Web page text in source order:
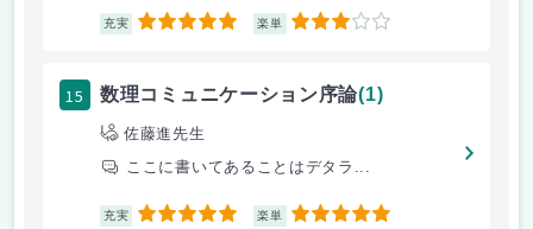
充実 5 楽単 3
15 数理コミュニケーション序論(1)
佐藤進先生
ここに書いてあることはデタラ...
充実 5 楽単 5